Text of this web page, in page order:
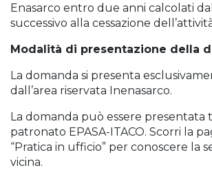
Enasarco entro due anni calcolati
successivo alla cessazione
Modalità di presentazione della
La domanda si presenta
dall’area riservata Inenasarco.
La domanda può essere presentata
patronato EPASA-ITACO. Scorri la
“Pratica in ufficio” per conoscere la
vicina.